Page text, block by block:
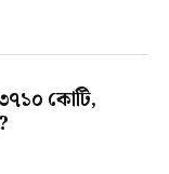
কোটি,